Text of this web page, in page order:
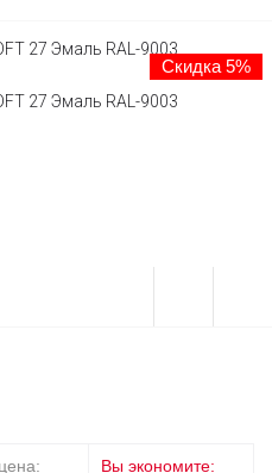
Скидка 5%
Вы экономите: